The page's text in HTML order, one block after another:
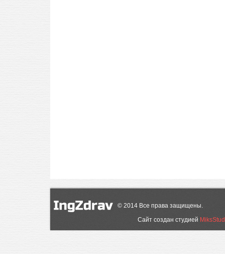
© 2014 Все права защищены.
Сайт создан студией